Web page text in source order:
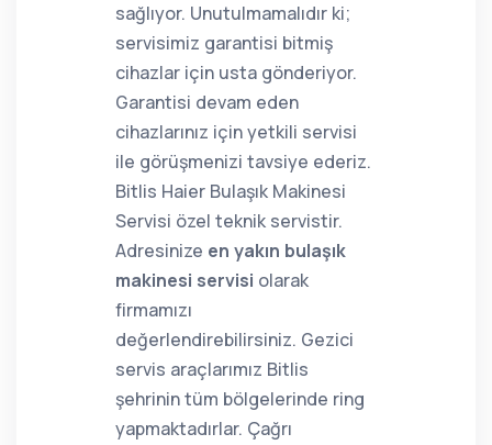
sağlıyor. Unutulmamalıdır ki;
servisimiz garantisi bitmiş
cihazlar için usta gönderiyor.
Garantisi devam eden
cihazlarınız için yetkili servisi
ile görüşmenizi tavsiye ederiz.
Bitlis Haier Bulaşık Makinesi
Servisi özel teknik servistir.
Adresinize en yakın bulaşık
makinesi servisi olarak
firmamızı
değerlendirebilirsiniz. Gezici
servis araçlarımız Bitlis
şehrinin tüm bölgelerinde ring
yapmaktadırlar. Çağrı